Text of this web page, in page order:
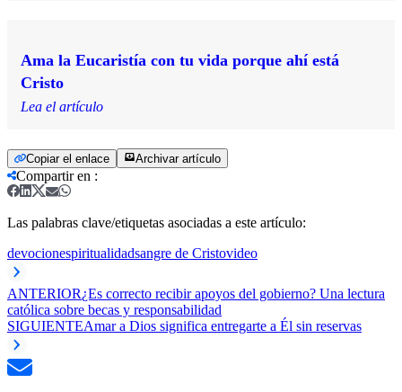
Ama la Eucaristía con tu vida porque ahí está
Cristo
Lea el artículo
Copiar el enlace Archivar artículo
Compartir en :
Las palabras clave/etiquetas asociadas a este artículo:
devocionespiritualidadsangre de Cristovideo
ANTERIOR¿Es correcto recibir apoyos del gobierno? Una lectura
católica sobre becas y responsabilidad
SIGUIENTEAmar a Dios significa entregarte a Él sin reservas